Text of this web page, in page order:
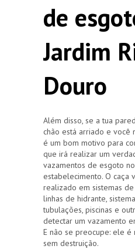
de
Jardim
Douro
Além disso, se a tua
chão está arriado e você
é um bom motivo para
que irá realizar um
vazamentos de esgoto
estabelecimento. O caça
realizado em sistemas de
linhas de hidrante,
tubulações, piscinas e
detectar um vazamento
E não se preocupe: ele
sem destruição.